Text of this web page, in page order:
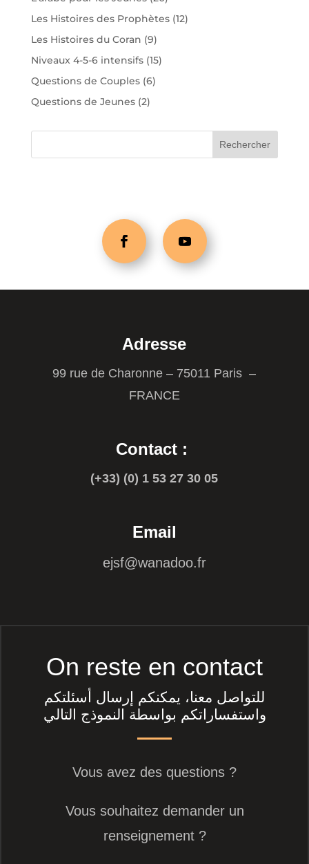
Les Histoires des Prophètes (12)
Les Histoires du Coran (9)
Niveaux 4-5-6 intensifs (15)
Questions de Couples (6)
Questions de Jeunes (2)
Adresse
99 rue de Charonne – 75011 Paris –
FRANCE
Contact :
(+33) (0) 1 53 27 30 05
Email
ejsf@wanadoo.fr
On reste en contact
للتواصل معنا، يمكنكم إرسال أسئلتكم
واستفساراتكم بواسطة النموذج التالي
Vous avez des questions ?
Vous souhaitez demander un
renseignement ?